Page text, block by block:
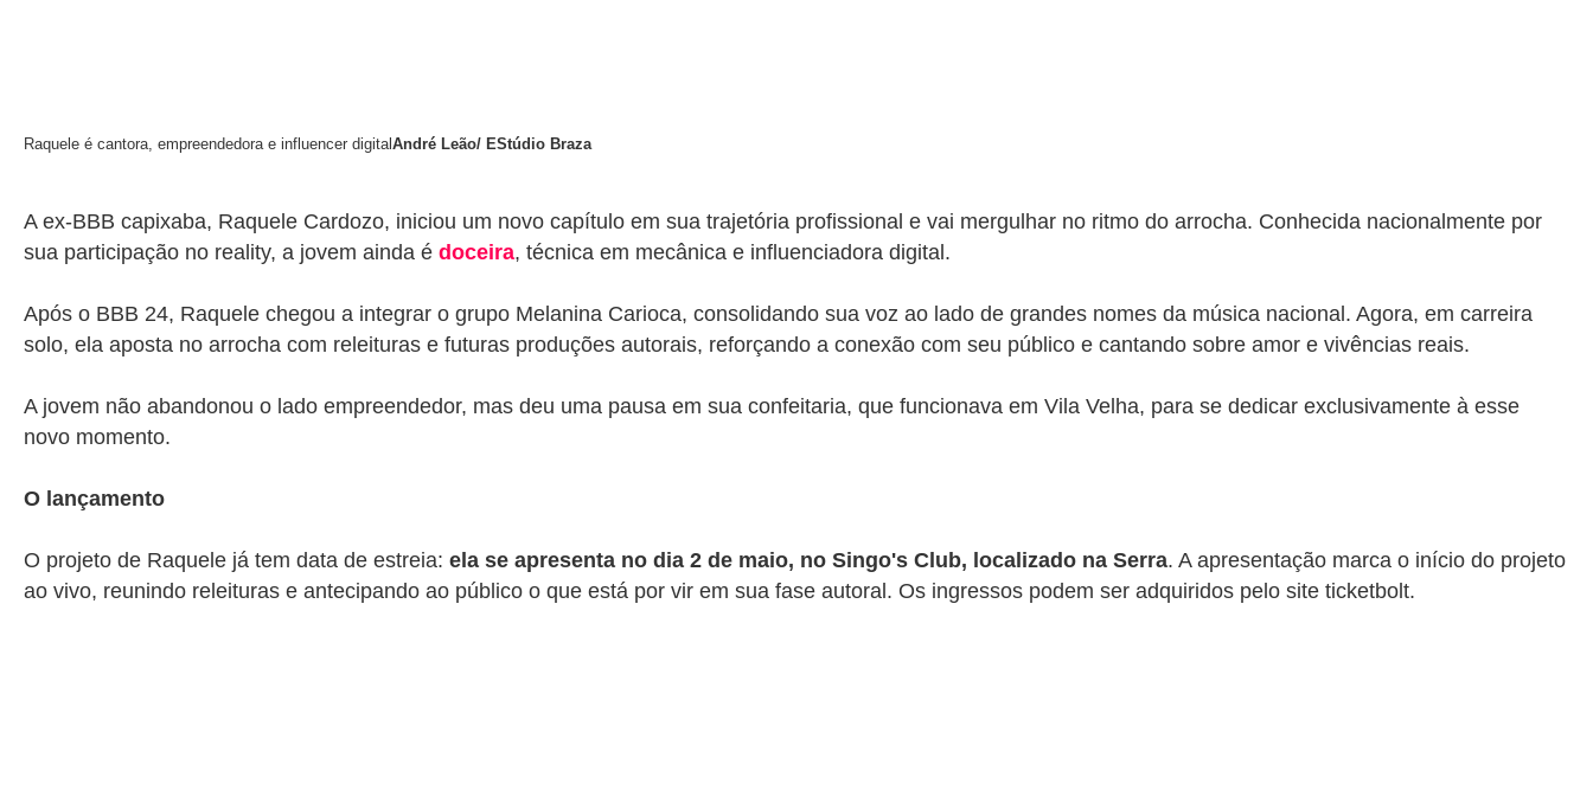
Raquele é cantora, empreendedora e influencer digitalAndré Leão/ EStúdio Braza
A ex-BBB capixaba, Raquele Cardozo, iniciou um novo capítulo em sua trajetória profissional e vai mergulhar no ritmo do arrocha. Conhecida nacionalmente por
sua participação no reality, a jovem ainda é doceira, técnica em mecânica e influenciadora digital.
Após o BBB 24, Raquele chegou a integrar o grupo Melanina Carioca, consolidando sua voz ao lado de grandes nomes da música nacional. Agora, em carreira
solo, ela aposta no arrocha com releituras e futuras produções autorais, reforçando a conexão com seu público e cantando sobre amor e vivências reais.
A jovem não abandonou o lado empreendedor, mas deu uma pausa em sua confeitaria, que funcionava em Vila Velha, para se dedicar exclusivamente à esse
novo momento.
O lançamento
O projeto de Raquele já tem data de estreia: ela se apresenta no dia 2 de maio, no Singo's Club, localizado na Serra. A apresentação marca o início do projeto
ao vivo, reunindo releituras e antecipando ao público o que está por vir em sua fase autoral. Os ingressos podem ser adquiridos pelo site ticketbolt.